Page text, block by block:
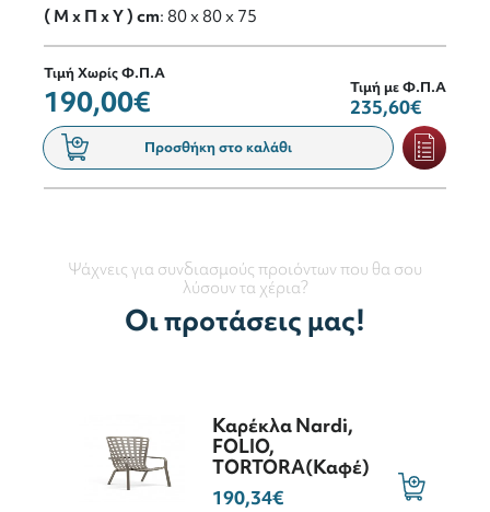
( M x Π x Y ) cm: 80 x 80 x 75
Τιμή Χωρίς Φ.Π.Α
190,00€ Τιμή με Φ.Π.Α
235,60€
Προσθήκη στο καλάθι
Ψάχνεις για συνδιασμούς προιόντων που θα σου
λύσουν τα χέρια?
Οι προτάσεις μας!
Καρέκλα Nardi,
FOLIO,
ΤORTORA(Καφέ)
190,34€